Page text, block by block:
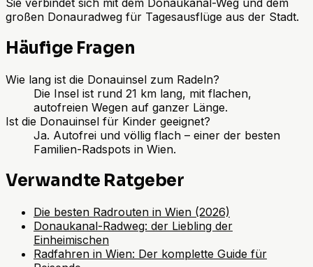
Sie verbindet sich mit dem Donaukanal-Weg und dem
großen Donauradweg für Tagesausflüge aus der Stadt.
Häufige Fragen
Wie lang ist die Donauinsel zum Radeln?
Die Insel ist rund 21 km lang, mit flachen,
autofreien Wegen auf ganzer Länge.
Ist die Donauinsel für Kinder geeignet?
Ja. Autofrei und völlig flach – einer der besten
Familien-Radspots in Wien.
Verwandte Ratgeber
Die besten Radrouten in Wien (2026)
Donaukanal-Radweg: der Liebling der
Einheimischen
Radfahren in Wien: Der komplette Guide für